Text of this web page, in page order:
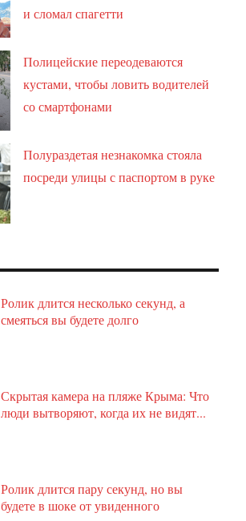
и сломал спагетти
Полицейские переодеваются
кустами, чтобы ловить водителей
со смартфонами
Полураздетая незнакомка стояла
посреди улицы с паспортом в руке
Ролик длится несколько секунд, а
смеяться вы будете долго
Скрытая камера на пляже Крыма: Что
люди вытворяют, когда их не видят...
Ролик длится пару секунд, но вы
будете в шоке от увиденного